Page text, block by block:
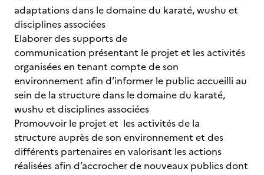
adaptations dans le domaine du karaté, wushu et
disciplines associées
Elaborer des supports de
communication présentant le projet et les activités
organisées en tenant compte de son
environnement afin d’informer le public accueilli au
sein de la structure dans le domaine du karaté,
wushu et disciplines associées
Promouvoir le projet et les activités de la
structure auprès de son environnement et des
différents partenaires en valorisant les actions
réalisées afin d’accrocher de nouveaux publics dont